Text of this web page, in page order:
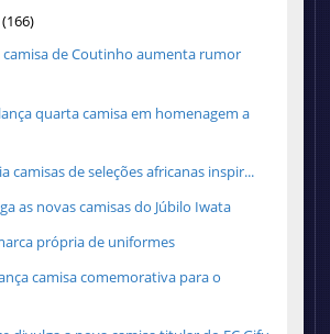
(166)
camisa de Coutinho aumenta rumor
quarta camisa em homenagem a
camisas de seleções africanas inspir...
as novas camisas do Júbilo Iwata
própria de uniformes
camisa comemorativa para o